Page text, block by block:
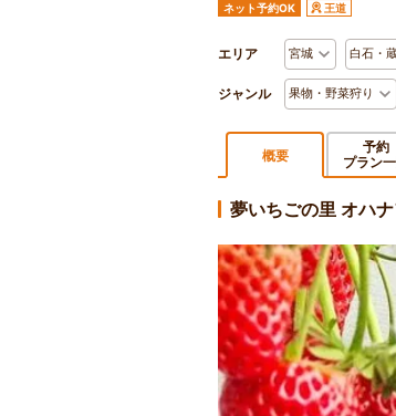
ネット予約OK 王道
エリア 宮城 白石・
ジャンル 果物・野菜狩り
概要
予約
プラン
夢いちごの里 オハ